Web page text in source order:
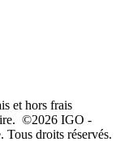
et hors frais
©2026 IGO -
droits réservés.